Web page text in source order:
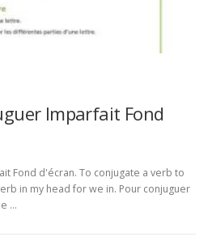
Imparfait Fond
Fond d'écran. To conjugate a verb to
in my head for we in. Pour conjuguer
…